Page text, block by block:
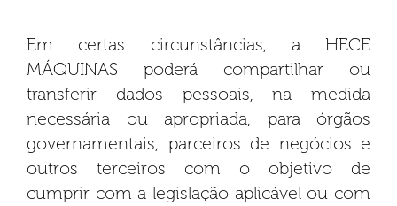
Em certas circunstâncias, a HECE
MÁQUINAS poderá compartilhar ou
transferir dados pessoais, na medida
necessária ou apropriada, para órgãos
governamentais, parceiros de negócios e
outros terceiros com o objetivo de
cumprir com a legislação aplicável ou com